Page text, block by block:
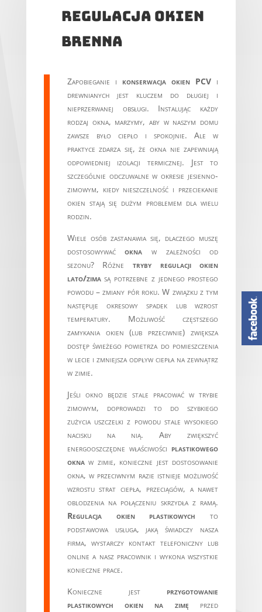
Regulacja okien
brenna
Zapobieganie i konserwacja okien PCV i
drewnianych jest kluczem do długiej i
nieprzerwanej obsługi. Instalując każdy
rodzaj okna, marzymy, aby w naszym domu
zawsze było ciepło i spokojnie. Ale w
praktyce zdarza się, że okna nie zapewniają
odpowiedniej izolacji termicznej. Jest to
szczególnie odczuwalne w okresie jesienno-
zimowym, kiedy nieszczelność i przeciekanie
okien stają się dużym problemem dla wielu
rodzin.
Wiele osób zastanawia się, dlaczego muszę
dostosowywaćokna w zależności od
sezonu? Różne tryby regulacji okien
lato/zimasą potrzebne z jednego prostego
powodu – zmiany pór roku. W związku z tym
następuje okresowy spadek lub wzrost
temperatury. Możliwość częstszego
zamykania okien (lub przeciwnie) zwiększa
dostęp świeżego powietrza do pomieszczenia
w lecie i zmniejsza odpływ ciepła na zewnątrz
w zimie.
Jeśli okno będzie stale pracować w trybie
zimowym, doprowadzi to do szybkiego
zużycia uszczelki z powodu stale wysokiego
nacisku na nią. Aby zwiększyć
energooszczędne właściwości plastikowego
oknaw zimie, konieczne jest dostosowanie
okna, w przeciwnym razie istnieje możliwość
wzrostu strat ciepła, przeciągów, a nawet
oblodzenia na połączeniu skrzydła z ramą.
Regulacja okien plastikowych to
podstawowa usługa, jaką świadczy nasza
firma, wystarczy kontakt telefoniczny lub
online a nasz pracownik i wykona wszystkie
konieczne prace.
Konieczne jest przygotowanie
plastikowych okien na zimę przed